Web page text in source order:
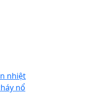
nhiệt
nổ